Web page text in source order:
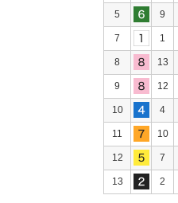
5 9
7 1
8 13
9 12
10 4
11 10
12 7
13 2